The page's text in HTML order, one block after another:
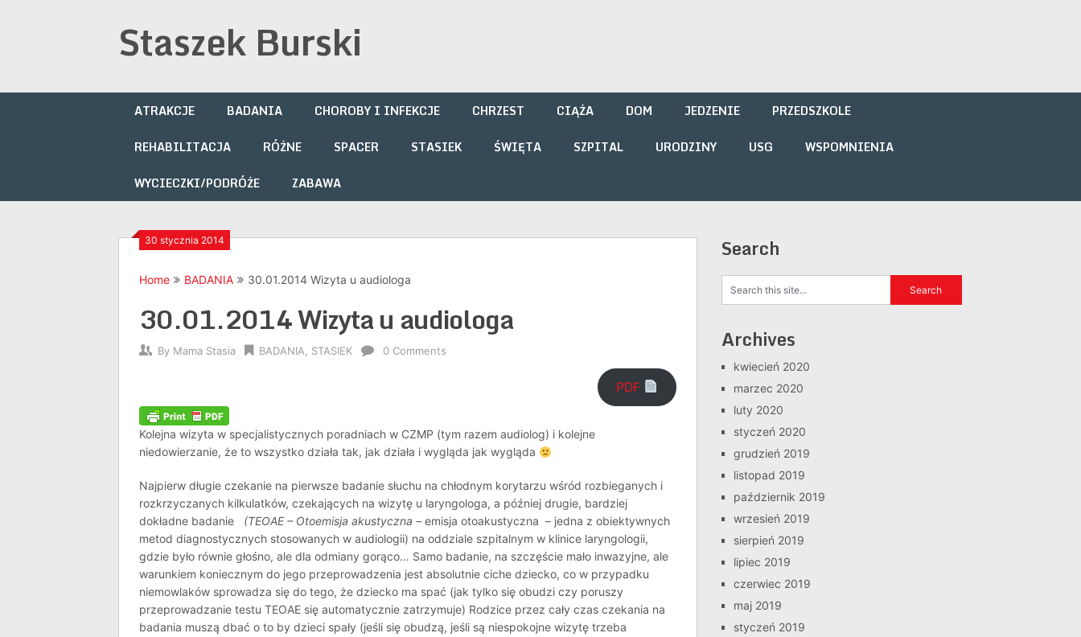
Staszek Burski
ATRAKCJE BADANIA CHOROBY I INFEKCJE CHRZEST CIĄŻA DOM JEDZENIE
PRZEDSZKOLE
REHABILITACJA
RÓŻNE SPACER STASIEK ŚWIĘTA SZPITAL URODZINY USG
WSPOMNIENIA
WYCIECZKI/PODRÓŻE
ZABAWA
30 stycznia 2014
Home BADANIA 30.01.2014 Wizyta u audiologa
30.01.2014 Wizyta u audiologa
By Mama Stasia BADANIA STASIEK 0 Comments
PDF
Kolejna wizyta w specjalistycznych poradniach w CZMP (tym razem audiolog) i kolejne
niedowierzanie, że to wszystko działa tak, jak działa i wygląda jak wygląda
Najpierw długie czekanie na pierwsze badanie słuchu na chłodnym korytarzu wśród rozbieganych i
rozkrzyczanych kilkulatków, czekających na wizytę u laryngologa, a później drugie, bardziej
dokładne badanie
(TEOAE – Otoemisja akustyczna – emisja otoakustyczna – jedna z obiektywnych
metod diagnostycznych stosowanych w audiologii) na oddziale szpitalnym w klinice laryngologii,
gdzie było równie głośno, ale dla odmiany gorąco… Samo badanie, na szczęście mało inwazyjne, ale
warunkiem koniecznym do jego przeprowadzenia jest absolutnie ciche dziecko, co w przypadku
niemowlaków sprowadza się do tego, że dziecko ma spać (jak tylko się obudzi czy poruszy
przeprowadzanie testu TEOAE się automatycznie zatrzymuje) Rodzice przez cały czas czekania na
badania muszą dbać o to by dzieci spały (jeśli się obudzą, jeśli są niespokojne wizytę trzeba
Search
Archives
kwiecień 2020
marzec 2020
luty 2020
styczeń 2020
grudzień 2019
listopad 2019
październik 2019
wrzesień 2019
sierpień 2019
lipiec 2019
czerwiec 2019
maj 2019
styczeń 2019